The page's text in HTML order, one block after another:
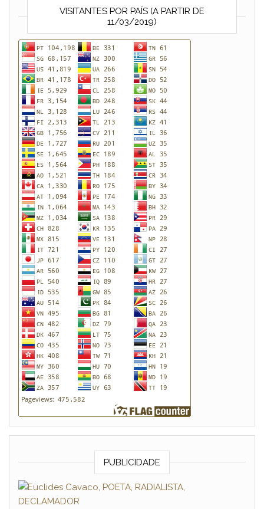
VISITANTES POR PAÍS (A PARTIR DE
11/03/2019)
PUBLICIDADE